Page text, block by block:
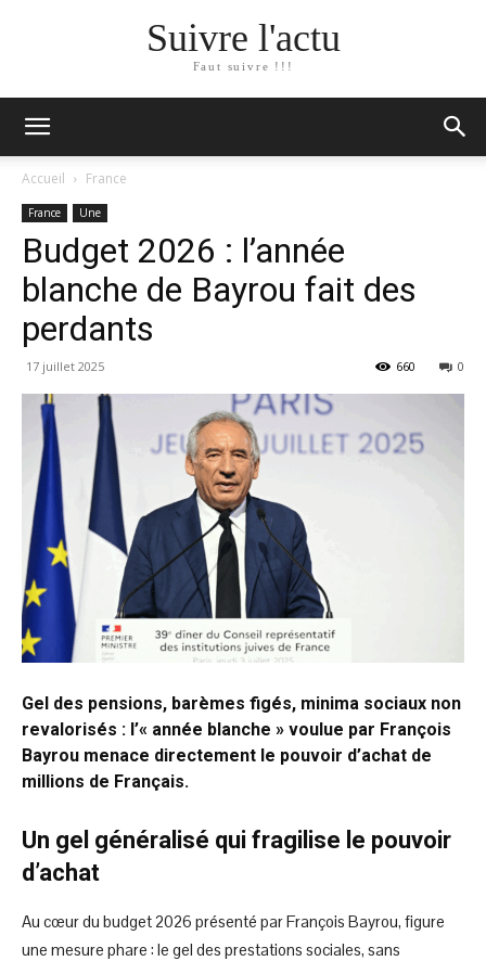
Suivre l'actu
Faut suivre !!!
Accueil France
France Une
Budget 2026 : l’année
blanche de Bayrou fait des
perdants
17 juillet 2025 0
660
Gel des pensions, barèmes figés, minima sociaux non
revalorisés : l’« année blanche » voulue par François
Bayrou menace directement le pouvoir d’achat de
millions de Français.
Un gel généralisé qui fragilise le pouvoir
d’achat
Au cœur du budget 2026 présenté par François Bayrou, figure
une mesure phare : le gel des prestations sociales, sans